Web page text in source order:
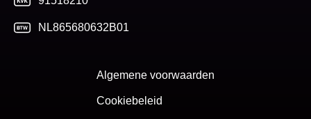
NL865680632B01
Algemene voorwaarden
Cookiebeleid